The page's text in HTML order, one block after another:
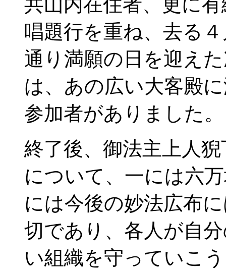
唱題行を重ね、去る
通り満願の日を迎え
は、あの広い大客殿
参加者がありました。
終了後、御法主上人
について、一には六
には今後の妙法広布
切であり、各人が自
い組織を守っていこ